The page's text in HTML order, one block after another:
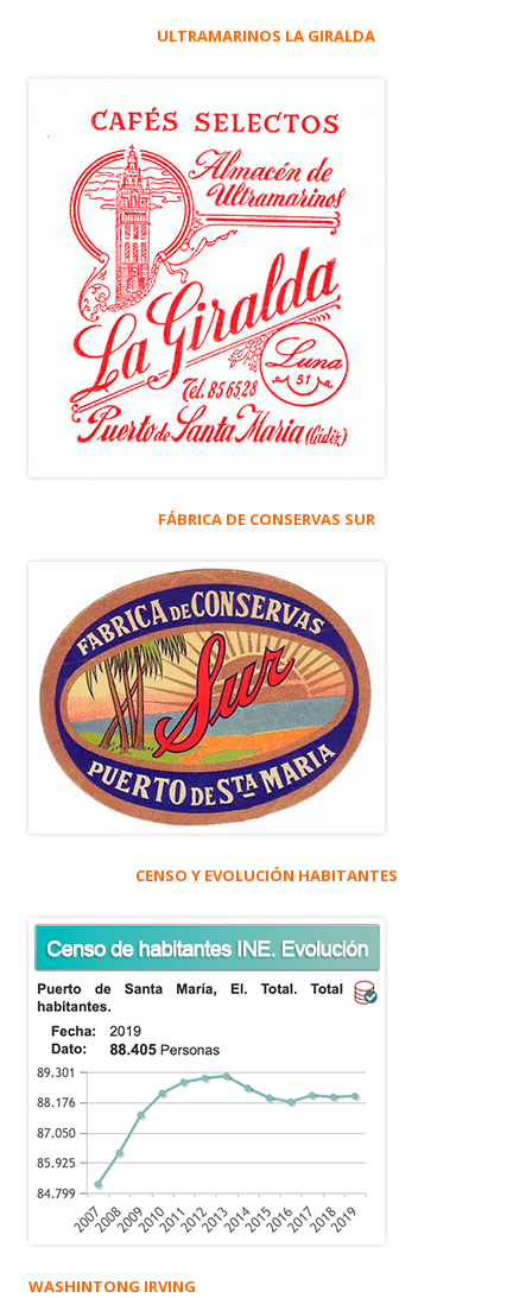
ULTRAMARINOS LA GIRALDA
FÁBRICA DE CONSERVAS SUR
CENSO Y EVOLUCIÓN HABITANTES
WASHINTONG IRVING